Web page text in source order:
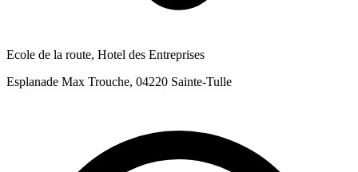
Ecole de la route, Hotel des Entreprises
Esplanade Max Trouche, 04220 Sainte-Tulle